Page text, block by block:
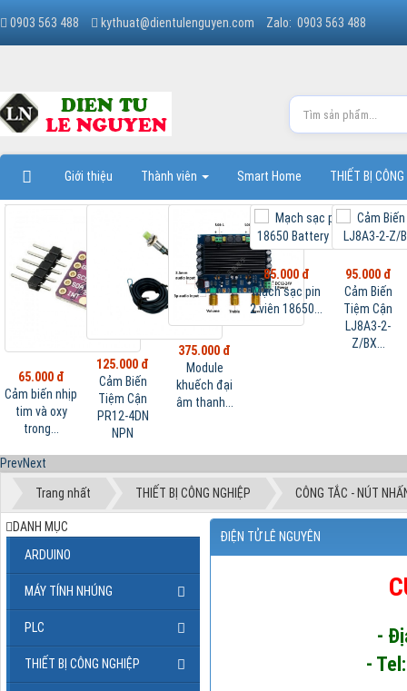
0903 563 488 kythuat@dientulenguyen.com Zalo: 0903 563 488
Giới thiệu Thành viên Smart Home THIẾT BỊ
65.000 đ
Cảm biến nhịp
tim và oxy
trong...
125.000 đ
Cảm Biến
Tiệm Cận
PR12-4DN
NPN
375.000 đ
Module
khuếch đại
âm thanh...
85.000 đ
Mạch sạc pin
2 viên 18650...
95.000 đ
Cảm Biến
Tiệm Cận
LJ8A3-2-
Z/BX...
PrevNext
Trang nhất THIẾT BỊ CÔNG NGHIỆP CÔNG TẮC - NÚT
ĐIỆN TỬ LÊ NGUYÊN
-
-
DANH MỤC
ARDUINO
MÁY TÍNH NHÚNG
PLC
THIẾT BỊ CÔNG NGHIỆP